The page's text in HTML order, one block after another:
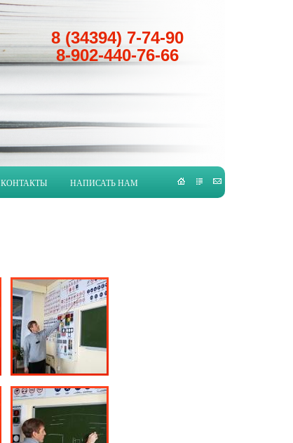
8 (34394) 7-74-90
8-902-440-76-66
КОНТАКТЫ НАПИСАТЬ НАМ